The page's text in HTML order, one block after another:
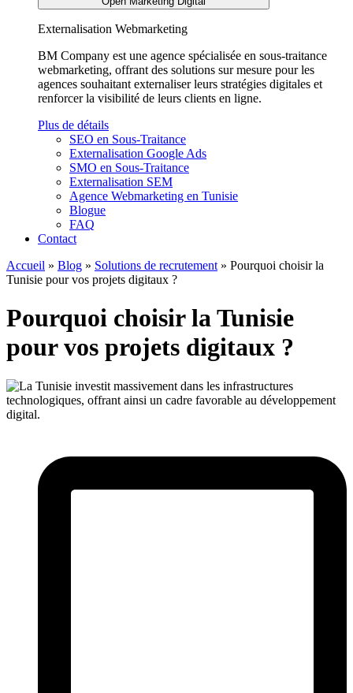
Externalisation Webmarketing
BM Company est une agence spécialisée en sous-traitance
webmarketing, offrant des solutions sur mesure pour les
agences souhaitant externaliser leurs stratégies digitales et
renforcer la visibilité de leurs clients en ligne.
Plus de détails
SEO en Sous-Traitance
Externalisation Google Ads
SMO en Sous-Traitance
Externalisation SEM
Agence Webmarketing en Tunisie
Blogue
FAQ
Contact
Accueil » Blog » Solutions de recrutement » Pourquoi choisir la
Tunisie pour vos projets digitaux ?
Pourquoi choisir la Tunisie
pour vos projets digitaux ?